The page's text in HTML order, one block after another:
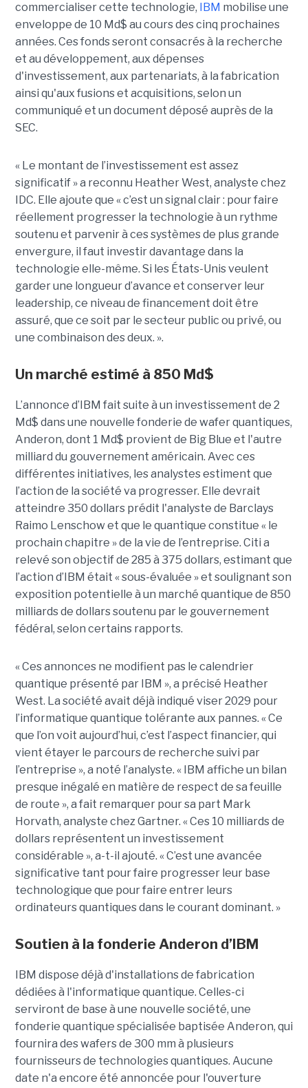
commercialiser cette technologie, IBM mobilise une
enveloppe de 10 Md$ au cours des cinq prochaines
années. Ces fonds seront consacrés à la recherche
et au développement, aux dépenses
d'investissement, aux partenariats, à la fabrication
ainsi qu'aux fusions et acquisitions, selon un
communiqué et un document déposé auprès de la
SEC.
« Le montant de l’investissement est assez
significatif » a reconnu Heather West, analyste chez
IDC. Elle ajoute que « c’est un signal clair : pour faire
réellement progresser la technologie à un rythme
soutenu et parvenir à ces systèmes de plus grande
envergure, il faut investir davantage dans la
technologie elle-même. Si les États-Unis veulent
garder une longueur d’avance et conserver leur
leadership, ce niveau de financement doit être
assuré, que ce soit par le secteur public ou privé, ou
une combinaison des deux. ».
Un marché estimé à 850 Md$
L’annonce d’IBM fait suite à un investissement de 2
Md$ dans une nouvelle fonderie de wafer quantiques,
Anderon, dont 1 Md$ provient de Big Blue et l'autre
milliard du gouvernement américain. Avec ces
différentes initiatives, les analystes estiment que
l’action de la société va progresser. Elle devrait
atteindre 350 dollars prédit l'analyste de Barclays
Raimo Lenschow et que le quantique constitue « le
prochain chapitre » de la vie de l’entreprise. Citi a
relevé son objectif de 285 à 375 dollars, estimant que
l’action d’IBM était « sous-évaluée » et soulignant son
exposition potentielle à un marché quantique de 850
milliards de dollars soutenu par le gouvernement
fédéral, selon certains rapports.
« Ces annonces ne modifient pas le calendrier
quantique présenté par IBM », a précisé Heather
West. La société avait déjà indiqué viser 2029 pour
l’informatique quantique tolérante aux pannes. « Ce
que l’on voit aujourd’hui, c’est l’aspect financier, qui
vient étayer le parcours de recherche suivi par
l’entreprise », a noté l’analyste. « IBM affiche un bilan
presque inégalé en matière de respect de sa feuille
de route », a fait remarquer pour sa part Mark
Horvath, analyste chez Gartner. « Ces 10 milliards de
dollars représentent un investissement
considérable », a-t-il ajouté. « C’est une avancée
significative tant pour faire progresser leur base
technologique que pour faire entrer leurs
ordinateurs quantiques dans le courant dominant. »
Soutien à la fonderie Anderon d’IBM
IBM dispose déjà d'installations de fabrication
dédiées à l'informatique quantique. Celles-ci
serviront de base à une nouvelle société, une
fonderie quantique spécialisée baptisée Anderon, qui
fournira des wafers de 300 mm à plusieurs
fournisseurs de technologies quantiques. Aucune
date n'a encore été annoncée pour l'ouverture